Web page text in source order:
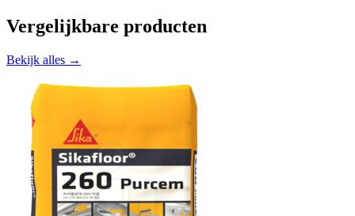
Vergelijkbare producten
Bekijk alles →